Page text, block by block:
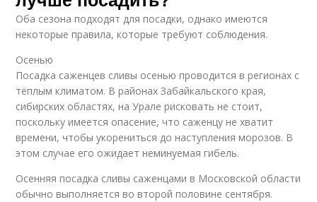
Оба сезона подходят для посадки, однако имеются
некоторые правила, которые требуют соблюдения.
Осенью
Посадка саженцев сливы осенью проводится в регионах с
тёплым климатом. В районах Забайкальского края,
сибирских областях, на Урале рисковать не стоит,
поскольку имеется опасение, что саженцу не хватит
времени, чтобы укорениться до наступления морозов. В
этом случае его ожидает неминуемая гибель.
Осенняя посадка сливы саженцами в Московской области
обычно выполняется во второй половине сентября.